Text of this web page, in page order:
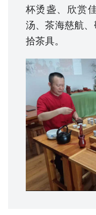
杯烫盏、欣赏
汤、茶海慈航
拾茶具。